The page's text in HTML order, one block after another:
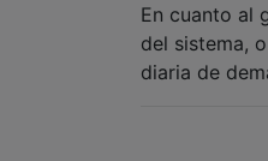
En cuanto al
del sistema,
diaria de